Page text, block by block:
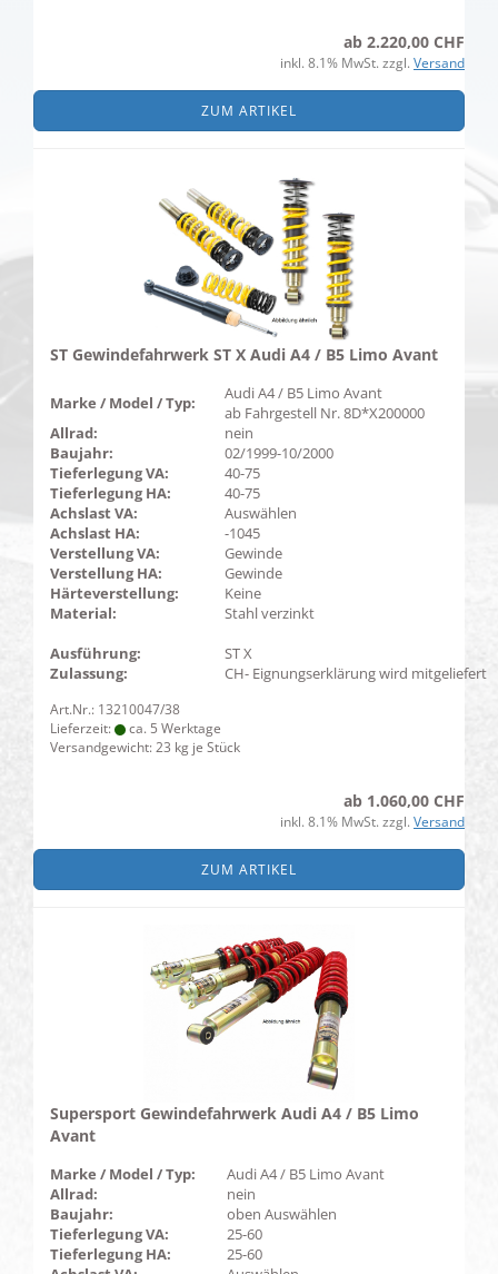
ab 2.220,00 CHF
inkl. 8.1% MwSt. zzgl. Versand
ZUM ARTIKEL
ST Gewindefahrwerk ST X Audi A4 / B5 Limo Avant
Marke / Model / Typ:
Audi A4 / B5 Limo Avant
ab Fahrgestell Nr. 8D*X200000
Allrad:
nein
Baujahr:
02/1999-10/2000
Tieferlegung VA:
40-75
Tieferlegung HA:
40-75
Achslast VA:
Auswählen
Achslast HA:
-1045
Verstellung VA:
Gewinde
Verstellung HA:
Gewinde
Härteverstellung:
Keine
Material:
Stahl verzinkt
Ausführung:
ST X
Zulassung:
CH- Eignungserklärung wird mitgeliefert
Art.Nr.: 13210047/38
Lieferzeit:
ca. 5 Werktage
Versandgewicht:23 kg je Stück
ab 1.060,00 CHF
inkl. 8.1% MwSt. zzgl. Versand
ZUM ARTIKEL
Supersport Gewindefahrwerk Audi A4 / B5 Limo
Avant
Marke / Model / Typ:
Audi A4 / B5 Limo Avant
Allrad:
nein
Baujahr:
oben Auswählen
Tieferlegung VA:
25-60
Tieferlegung HA:
25-60